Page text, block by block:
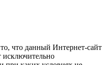
что данный Интернет-сайт